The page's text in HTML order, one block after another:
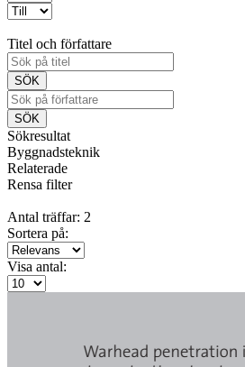
Titel och författare
Sökresultat
Byggnadsteknik
Relaterade
Rensa filter
Antal träffar: 2
Sortera på:
Visa antal: